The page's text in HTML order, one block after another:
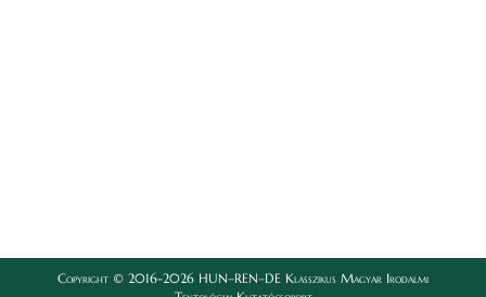
Copyright © 2016-2026 HUN–REN–DE Klasszikus Magyar Irodalmi